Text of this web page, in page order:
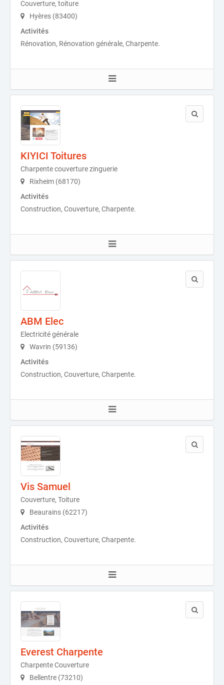
Couverture, toiture
Hyères (83400)
Activités
Rénovation, Rénovation générale, Charpente.
KIYICI Toitures
Charpente couverture zinguerie
Rixheim (68170)
Activités
Construction, Couverture, Charpente.
ABM Elec
Electricité générale
Wavrin (59136)
Activités
Construction, Couverture, Charpente.
Vis Samuel
Couverture, Toiture
Beaurains (62217)
Activités
Construction, Couverture, Charpente.
Everest Charpente
Charpente Couverture
Bellentre (73210)